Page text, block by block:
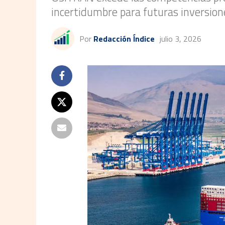
incertidumbre para futuras
Por Redacción Índice julio 3, 2026